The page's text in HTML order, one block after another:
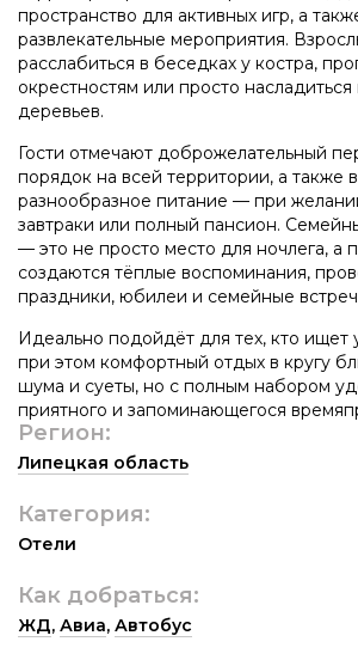
пространство для активных игр, а
развлекательные мероприятия.
расслабиться в беседках у костра,
окрестностям или просто
деревьев.
Гости отмечают доброжелательный
порядок на всей территории, а также
разнообразное питание — при
завтраки или полный пансион.
— это не просто место для ночлега, а
создаются тёплые воспоминания,
праздники, юбилеи и семейные
Идеально подойдёт для тех, кто ищет
при этом комфортный отдых в кругу
шума и суеты, но с полным набором
приятного и запоминающегося
Регион:
Липецкая область
Категория:
Отели
Как добраться:
ЖД, Авиа, Автобус